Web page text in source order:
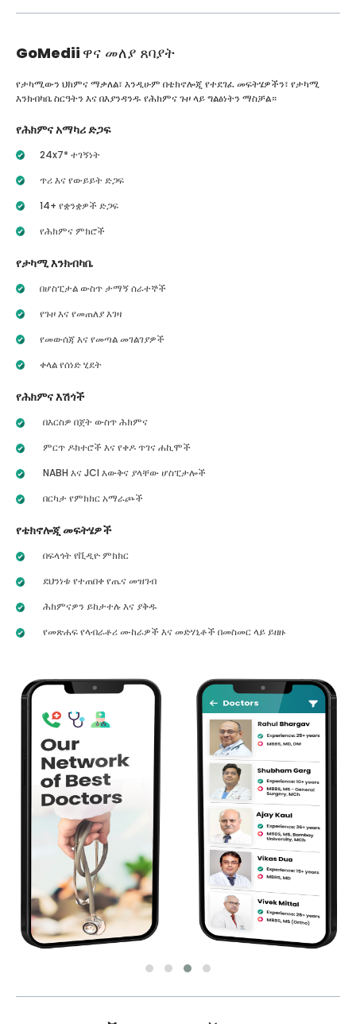
GoMedii ዋና መለያ ጸባያት
የታካሚውን ህክምና ማቃለል፣ እንዲሁም በቴክኖሎጂ የተደገፈ መፍትሄዎችን፣ የታካሚ
እንክብካቤ ስርዓትን እና በእያንዳንዱ የሕክምና ጉዞ ላይ ግልፅነትን ማስቻል።
የሕክምና አማካሪ ድጋፍ
24x7* ተገኝነት
ጥሪ እና የውይይት ድጋፍ
14+ የቋንቋዎች ድጋፍ
የሕክምና ምክሮች
የታካሚ እንክብካቤ
በሆስፒታል ውስጥ ታማኝ ሰራተኞች
የጉዞ እና የመጠለያ እገዛ
የመውሰጃ እና የመጣል መገልገያዎች
ቀላል የሰነድ ሂደት
የሕክምና እሽጎች
በእርስዎ በጀት ውስጥ ሕክምና
ምርጥ ዶክተሮች እና የቀዶ ጥገና ሐኪሞች
NABH እና JCI እውቅና ያላቸው ሆስፒታሎች
በርካታ የምክክር አማራጮች
የቴክኖሎጂ መፍትሄዎች
በፍላጎት የቪዲዮ ምክክር
ደህንነቱ የተጠበቀ የጤና መዝገብ
ሕክምናዎን ይከታተሉ እና ያቅዱ
የመጽሐፍ የላብራቶሪ ሙከራዎች እና መድሃኒቶች በመስመር ላይ ይዘዙ